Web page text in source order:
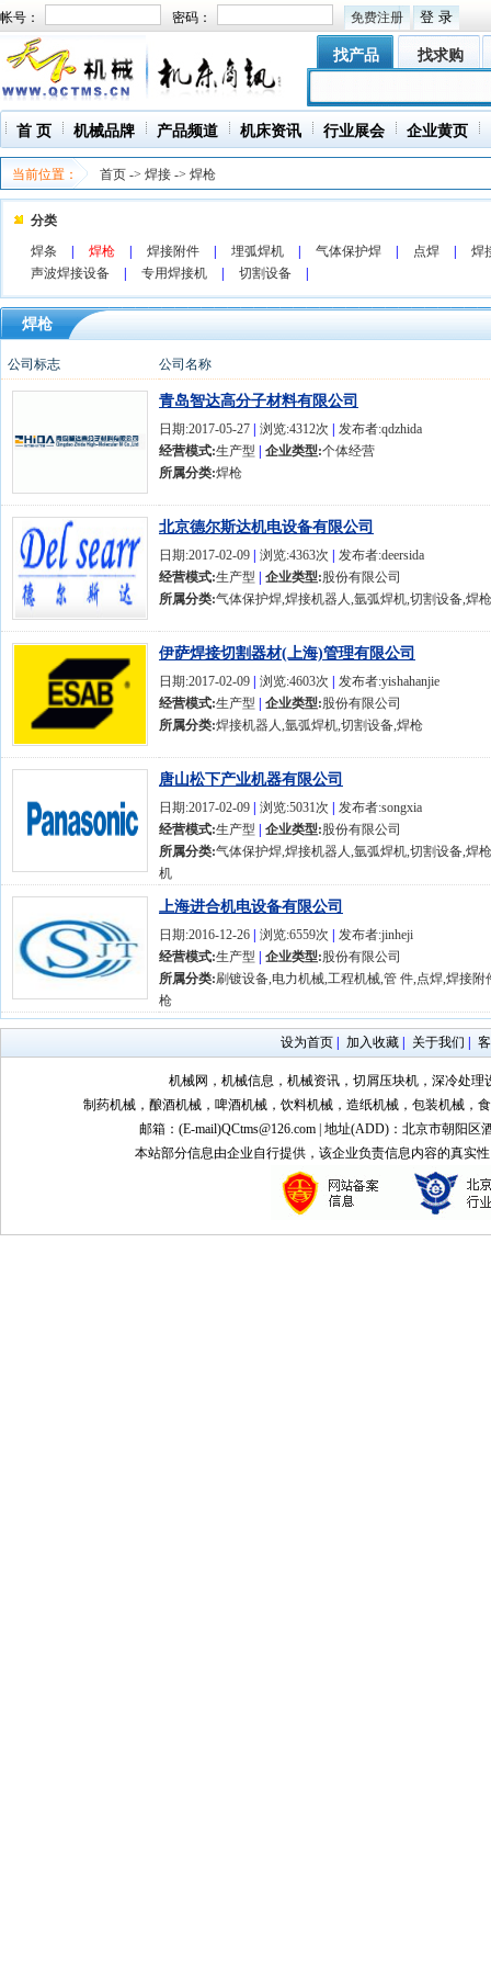
帐号： 密码： 免费注册
找产品 找求购
首 页 机械品牌 产品频道 机床资讯 行业展会 企业黄页
当前位置： 首页 -> 焊接 -> 焊枪
分类
焊条
焊枪 焊接附件 埋弧焊机 气体保护焊 点焊
焊
声波焊接设备
专用焊接机 切割设备
焊枪
公司标志 公司名称
青岛智达高分子材料有限公司
日期:2017-05-27 浏览:4312次
发布者:qdzhida
经营模式:生产型 企业类型:个体经营
所属分类:焊枪
北京德尔斯达机电设备有限公司
日期:2017-02-09 浏览:4363次
发布者:deersida
经营模式:生产型 企业类型:股份有限公司
所属分类:气体保护焊,焊接机器人,氩弧焊机,切割设备,焊枪
伊萨焊接切割器材(上海)管理有限公司
日期:2017-02-09 浏览:4603次
发布者:yishahanjie
经营模式:生产型 企业类型:股份有限公司
所属分类:焊接机器人,氩弧焊机,切割设备,焊枪
唐山松下产业机器有限公司
日期:2017-02-09 浏览:5031次
发布者:songxia
经营模式:生产型 企业类型:股份有限公司
所属分类:气体保护焊,焊接机器人,氩弧焊机,切割设备,焊
机
上海进合机电设备有限公司
日期:2016-12-26 浏览:6559次
发布者:jinheji
经营模式:生产型 企业类型:股份有限公司
所属分类:刷镀设备,电力机械,工程机械,管 件,点焊,焊接附
枪
设为首页 加入收藏 关于我们
机械网，机械信息，机械资讯，切屑压块机，深冷处
制药机械，酿酒机械，啤酒机械，饮料机械，造纸机械，包装机械，
邮箱：(E-mail)QCtms@126.com | 地址(ADD)：北京市朝阳
本站部分信息由企业自行提供，该企业负责信息内容的真实